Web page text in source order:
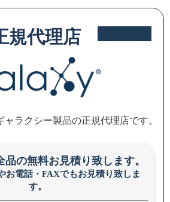
規代理店
ラクシー製品の正規代理店です。
の無料お見積り致します。
お電話・FAXでもお見積り致しま
す。